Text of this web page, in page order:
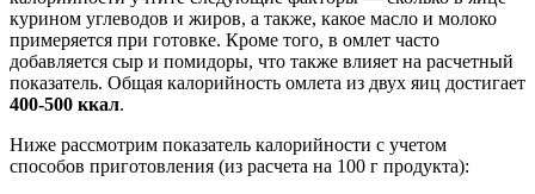
курином углеводов и жиров, а также, какое масло и молоко
примеряется при готовке. Кроме того, в омлет часто
добавляется сыр и помидоры, что также влияет на расчетный
показатель. Общая калорийность омлета из двух яиц достигает
400-500 ккал.
Ниже рассмотрим показатель калорийности с учетом
способов приготовления (из расчета на 100 г продукта):